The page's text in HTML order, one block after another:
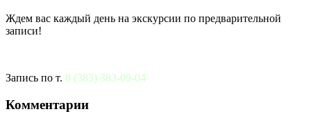
Ждем вас каждый день на экскурсии по предварительной
записи!
Запись по т. 8 (383) 383-09-04
Комментарии